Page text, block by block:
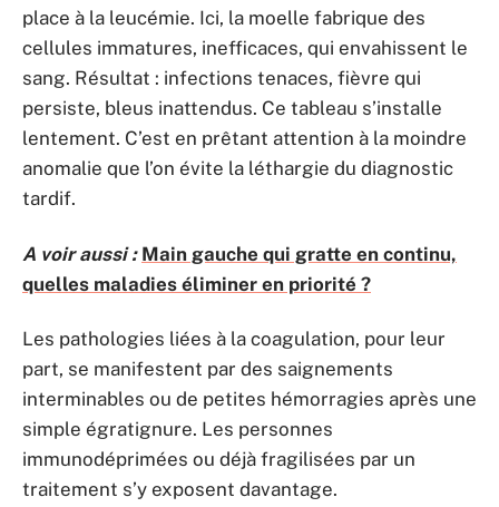
place à la leucémie. Ici, la moelle fabrique des
cellules immatures, inefficaces, qui envahissent le
sang. Résultat : infections tenaces, fièvre qui
persiste, bleus inattendus. Ce tableau s’installe
lentement. C’est en prêtant attention à la moindre
anomalie que l’on évite la léthargie du diagnostic
tardif.
A voir aussi : Main gauche qui gratte en continu,
quelles maladies éliminer en priorité ?
Les pathologies liées à la coagulation, pour leur
part, se manifestent par des saignements
interminables ou de petites hémorragies après une
simple égratignure. Les personnes
immunodéprimées ou déjà fragilisées par un
traitement s’y exposent davantage.